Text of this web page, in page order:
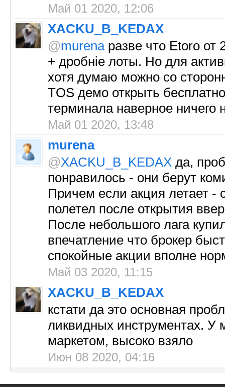
Май 01 2020, 12:06
XACKU_B_KEDAX
@murenaразве что Etoro от
+ дробніе лоты. Но для
хотя думаю можно со
TOS демо открыть
терминала наверное ничего
Май 01 2020, 13:48
murena
@XACKU_B_KEDAX да,
понравилось - они берут
Причем если акция летает -
полетел после открытия
После небольшого лага
впечатление что брокер
спокойные акции вполне
Май 03 2020, 11:15
XACKU_B_KEDAX
кстати да это основная
ликвидных инструментах. У
маркетом, высоко взяло
Июн 08 2020, 04:16